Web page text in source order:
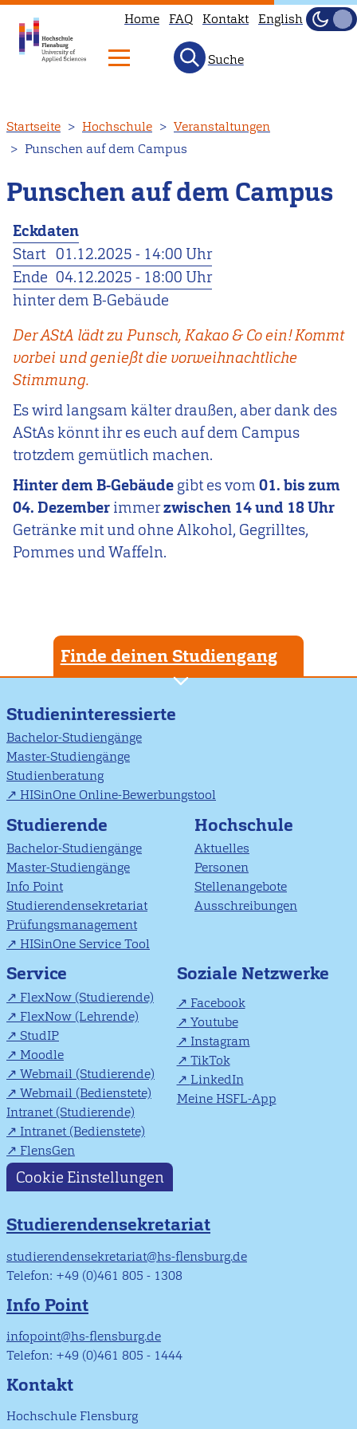
zum
Inhalt
Home FAQ Kontakt English
Hell
Suche
Startseite Hochschule
Veranstaltungen
Punschen auf dem Campus
Punschen auf dem Campus
Eckdaten
Start 01.12.2025 - 14:00 Uhr
Ende 04.12.2025 - 18:00 Uhr
hinter dem B-Gebäude
Der AStA lädt zu Punsch, Kakao & Co ein! Kommt
vorbei und genießt die vorweihnachtliche
Stimmung.
Es wird langsam kälter draußen, aber dank des
AStAs könnt ihr es euch auf dem Campus
trotzdem gemütlich machen.
Hinter dem B-Gebäude gibt es vom 01. bis zum
04. Dezember immerzwischen 14 und 18 Uhr
Getränke mit und ohne Alkohol, Gegrilltes,
Pommes und Waffeln.
Finde deinen Studiengang
Studieninteressierte
Bachelor-Studiengänge
Master-Studiengänge
Studienberatung
HISinOne Online-Bewerbungstool
Studierende
Bachelor-Studiengänge
Master-Studiengänge
Info Point
Studierendensekretariat
Prüfungsmanagement
HISinOne Service Tool
Hochschule
Aktuelles
Personen
Stellenangebote
Ausschreibungen
Service
FlexNow (Studierende)
FlexNow (Lehrende)
StudIP
Moodle
Webmail (Studierende)
Webmail (Bedienstete)
Intranet (Studierende)
Intranet (Bedienstete)
FlensGen
Soziale Netzwerke
Facebook
Youtube
Instagram
TikTok
LinkedIn
Meine HSFL-App
Cookie Einstellungen
Studierendensekretariat
studierendensekretariat@hs-flensburg.de
Telefon: +49 (0)461 805 - 1308
Info Point
infopoint@hs-flensburg.de
Telefon: +49 (0)461 805 - 1444
Kontakt
Hochschule Flensburg